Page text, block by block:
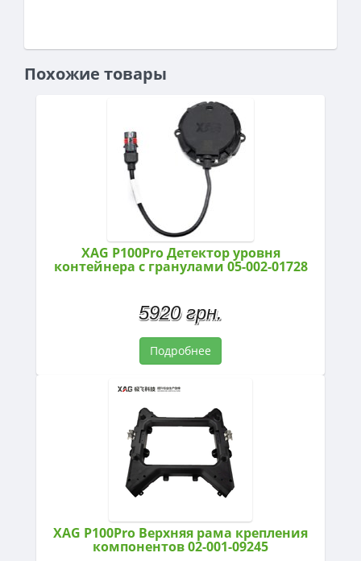
Похожие товары
XAG P100Pro Детектор уровня
контейнера с гранулами 05-002-01728
5920 грн.
Подробнее
XAG P100Pro Верхняя рама крепления
компонентов 02-001-09245